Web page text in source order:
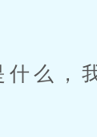
么，